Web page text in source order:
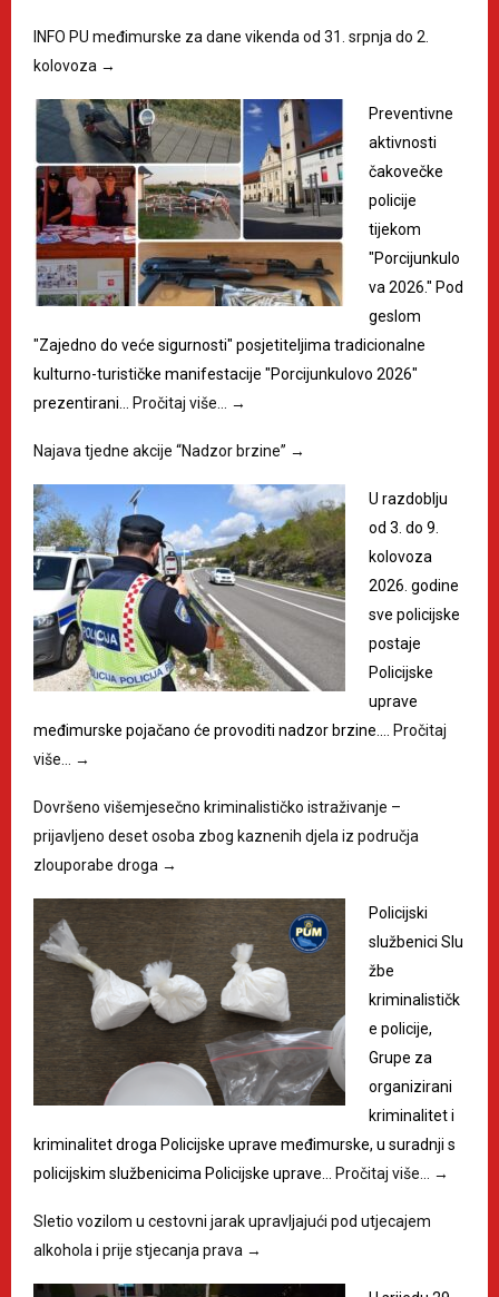
INFO PU međimurske za dane vikenda od 31. srpnja do 2.
kolovoza →
Preventivne
aktivnosti
čakovečke
policije
tijekom
"Porcijunkulo
va 2026." Pod
geslom
"Zajedno do veće sigurnosti" posjetiteljima tradicionalne
kulturno-turističke manifestacije "Porcijunkulovo 2026"
prezentirani… Pročitaj više… →
Najava tjedne akcije “Nadzor brzine” →
U razdoblju
od 3. do 9.
kolovoza
2026. godine
sve policijske
postaje
Policijske
uprave
međimurske pojačano će provoditi nadzor brzine.… Pročitaj
više… →
Dovršeno višemjesečno kriminalističko istraživanje –
prijavljeno deset osoba zbog kaznenih djela iz područja
zlouporabe droga →
Policijski
službenici Slu
žbe
kriminalističk
e policije,
Grupe za
organizirani
kriminalitet i
kriminalitet droga Policijske uprave međimurske, u suradnji s
policijskim službenicima Policijske uprave… Pročitaj više… →
Sletio vozilom u cestovni jarak upravljajući pod utjecajem
alkohola i prije stjecanja prava →